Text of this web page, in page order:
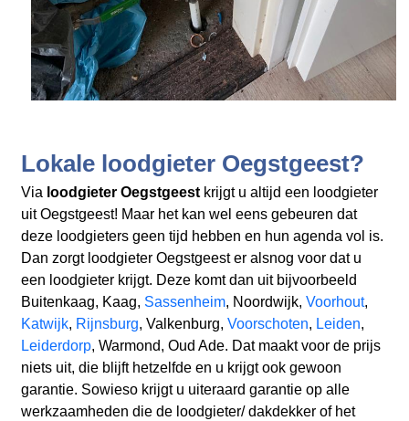
Lokale loodgieter Oegstgeest?
Via loodgieter Oegstgeestkrijgt u altijd een loodgieter
uit Oegstgeest! Maar het kan wel eens gebeuren dat
deze loodgieters geen tijd hebben en hun agenda vol is.
Dan zorgt loodgieter Oegstgeest er alsnog voor dat u
een loodgieter krijgt. Deze komt dan uit bijvoorbeeld
Buitenkaag, Kaag, Sassenheim, Noordwijk, Voorhout,
Katwijk, Rijnsburg, Valkenburg, Voorschoten, Leiden,
Leiderdorp, Warmond, Oud Ade. Dat maakt voor de prijs
niets uit, die blijft hetzelfde en u krijgt ook gewoon
garantie. Sowieso krijgt u uiteraard garantie op alle
werkzaamheden die de loodgieter/ dakdekker of het